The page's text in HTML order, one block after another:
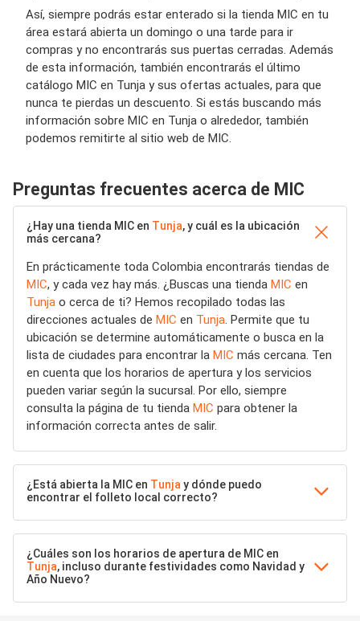
Así, siempre podrás estar enterado si la tienda MIC en tu
área estará abierta un domingo o una tarde para ir
compras y no encontrarás sus puertas cerradas. Además
de esta información, también encontrarás el último
catálogo MIC en Tunja y sus ofertas actuales, para que
nunca te pierdas un descuento. Si estás buscando más
información sobre MIC en Tunja o alrededor, también
podemos remitirte al sitio web de MIC.
Preguntas frecuentes acerca de MIC
¿Hay una tienda MIC en Tunja, y cuál es la ubicación
más cercana?
En prácticamente toda Colombia encontrarás tiendas de
MIC, y cada vez hay más. ¿Buscas una tienda MIC en
Tunja o cerca de ti? Hemos recopilado todas las
direcciones actuales de MIC en Tunja. Permite que tu
ubicación se determine automáticamente o busca en la
lista de ciudades para encontrar la MIC más cercana. Ten
en cuenta que los horarios de apertura y los servicios
pueden variar según la sucursal. Por ello, siempre
consulta la página de tu tienda MIC para obtener la
información correcta antes de salir.
¿Está abierta la MIC en Tunja y dónde puedo
encontrar el folleto local correcto?
¿Cuáles son los horarios de apertura de MIC en
Tunja, incluso durante festividades como Navidad y
Año Nuevo?